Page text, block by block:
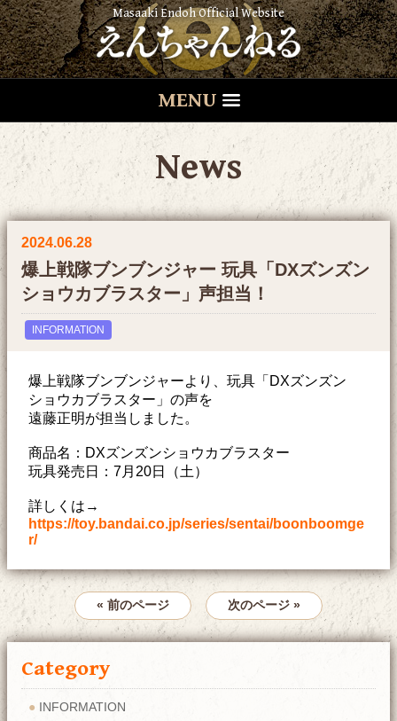
Masaaki Endoh Official Website
MENU
News
2024.06.28
爆上戦隊ブンブンジャー 玩具「DXズンズン
ショウカブラスター」声担当！
INFORMATION
爆上戦隊ブンブンジャーより、玩具「DXズンズン
ショウカブラスター」の声を
遠藤正明が担当しました。
商品名：DXズンズンショウカブラスター
玩具発売日：7月20日（土）
詳しくは→
https://toy.bandai.co.jp/series/sentai/boonboomge
r/
« 前のページ 次のページ »
Category
INFORMATION